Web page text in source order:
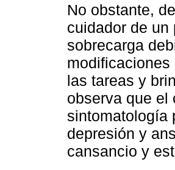
No obstante,
cuidador de un
sobrecarga
las tareas y
observa que el
sintomatología
depresión y
cansancio y